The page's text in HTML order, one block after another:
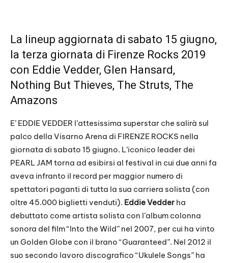
La lineup aggiornata di sabato 15 giugno,
la terza giornata di Firenze Rocks 2019
con Eddie Vedder, Glen Hansard,
Nothing But Thieves, The Struts, The
Amazons
E’ EDDIE VEDDER l’attesissima superstar che salirà sul
palco della Visarno Arena di FIRENZE ROCKS nella
giornata di sabato 15 giugno. L’iconico leader dei
PEARL JAM torna ad esibirsi al festival in cui due anni fa
aveva infranto il record per maggior numero di
spettatori paganti di tutta la sua carriera solista (con
oltre 45.000 biglietti venduti). Eddie Vedder ha
debuttato come artista solista con l’album colonna
sonora del film “Into the Wild” nel 2007, per cui ha vinto
un Golden Globe con il brano “Guaranteed”. Nel 2012 il
suo secondo lavoro discografico “Ukulele Songs” ha